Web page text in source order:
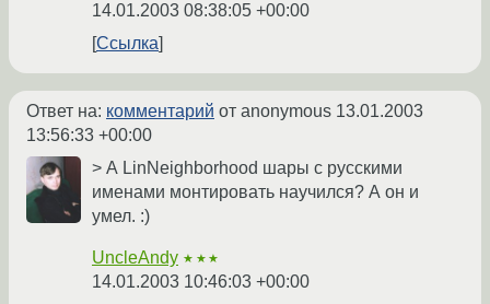
14.01.2003 08:38:05 +00:00
Ссылка
Ответ на: комментарий от anonymous 13.01.2003
13:56:33 +00:00
> А LinNeighborhood шары с русскими
именами монтировать научился? А он и
умел. :)
UncleAndy ★★★
14.01.2003 10:46:03 +00:00